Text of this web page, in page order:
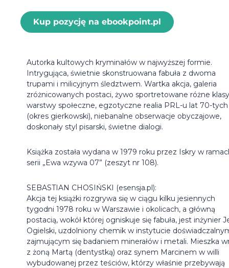
Kup pozycję na ebookpoint.pl
Autorka kultowych kryminałów w najwyższej formie.
Intrygująca, świetnie skonstruowana fabuła z dwoma
trupami i milicyjnym śledztwem. Wartka akcja, galeria
zróżnicowanych postaci, żywo sportretowane różne
warstwy społeczne, egzotyczne realia PRL-u lat 70-tych
(okres gierkowski), niebanalne obserwacje obyczajowe,
doskonały styl pisarski, świetne dialogi.
Książka została wydana w 1979 roku przez Iskry w
serii „Ewa wzywa 07” (zeszyt nr 108).
SEBASTIAN CHOSIŃSKI (esensja.pl):
Akcja tej książki rozgrywa się w ciągu kilku jesiennych
tygodni 1978 roku w Warszawie i okolicach, a główną
postacią, wokół której ogniskuje się fabuła, jest inżynier
Ogielski, uzdolniony chemik w instytucie
zajmującym się badaniem minerałów i metali. Mieszka
z żoną Martą (dentystką) oraz synem Marcinem w willi
wybudowanej przez teściów, którzy właśnie przebywają